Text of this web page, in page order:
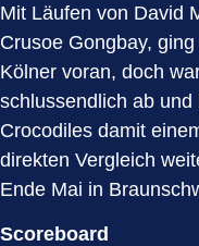
Mit Läufen von David
Crusoe Gongbay,
Kölner voran, doch
schlussendlich ab
Crocodiles damit
direkten Vergleich
Ende Mai in
Scoreboard